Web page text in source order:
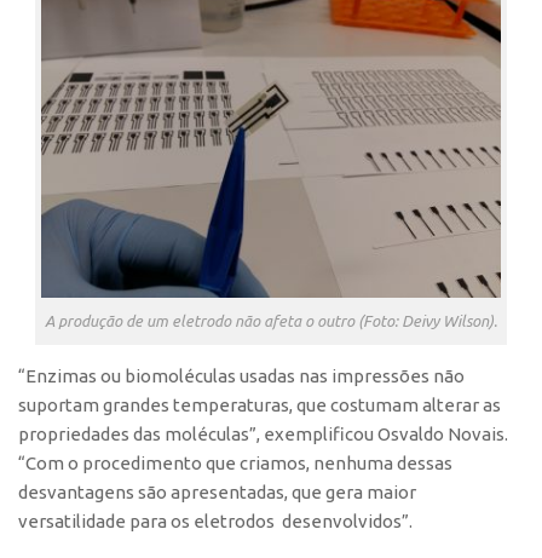
Transferência de Tecnologia
Editais de TT
Convênios
Chamamento
Parcerias PD&I
PIPE/FAPESP
SPRINT
Exceções
Conexão USP
Conexão Inter-USP
A produção de um eletrodo não afeta o outro (Foto: Deivy Wilson).
“Enzimas ou biomoléculas usadas nas impressões não
suportam grandes temperaturas, que costumam alterar as
propriedades das moléculas”, exemplificou Osvaldo Novais.
“Com o procedimento que criamos, nenhuma dessas
desvantagens são apresentadas, que gera maior
versatilidade para os eletrodos desenvolvidos”.